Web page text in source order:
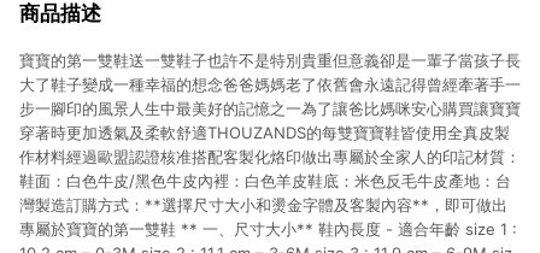
商品描述
寶寶的第一雙鞋送一雙鞋子也許不是特別貴重但意義卻是一輩子當孩子長
大了鞋子變成一種幸福的想念爸爸媽媽老了依舊會永遠記得曾經牽著手一
步一腳印的風景人生中最美好的記憶之一為了讓爸比媽咪安心購買讓寶寶
穿著時更加透氣及柔軟舒適THOUZANDS的每雙寶寶鞋皆使用全真皮製
作材料經過歐盟認證核准搭配客製化烙印做出專屬於全家人的印記材質：
鞋面：白色牛皮/黑色牛皮內裡：白色羊皮鞋底：米色反毛牛皮產地：台
灣製造訂購方式：**選擇尺寸大小和燙金字體及客製內容**，即可做出
專屬於寶寶的第一雙鞋 ** 一、尺寸大小** 鞋內長度 - 適合年齡 size 1 :